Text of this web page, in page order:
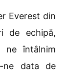
Everest din
de echipă,
ne întâlnim
ne data de